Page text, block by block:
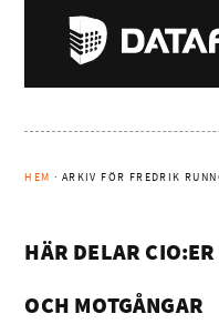
HEM · ARKIV FÖR FREDRIK
HÄR DELAR
OCH MOTGÅNGAR